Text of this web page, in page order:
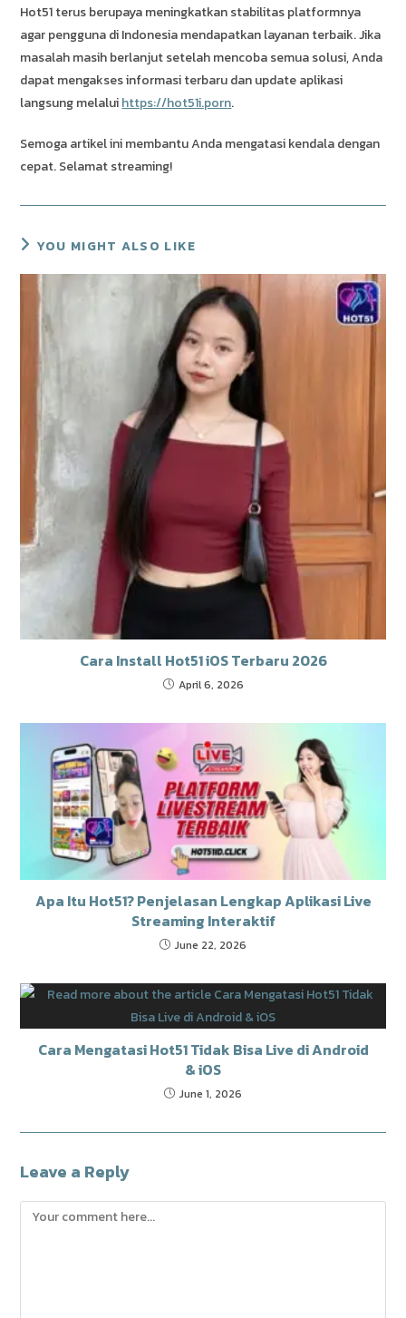
Hot51 terus berupaya meningkatkan stabilitas platformnya
agar pengguna di Indonesia mendapatkan layanan terbaik. Jika
masalah masih berlanjut setelah mencoba semua solusi, Anda
dapat mengakses informasi terbaru dan update aplikasi
langsung melaluihttps://hot51i.porn.
Semoga artikel ini membantu Anda mengatasi kendala dengan
cepat. Selamat streaming!
YOU MIGHT ALSO LIKE
Cara Install Hot51 iOS Terbaru 2026
April 6, 2026
Apa Itu Hot51? Penjelasan Lengkap Aplikasi Live
Streaming Interaktif
June 22, 2026
Cara Mengatasi Hot51 Tidak Bisa Live di Android
& iOS
June 1, 2026
Leave a Reply
Comment